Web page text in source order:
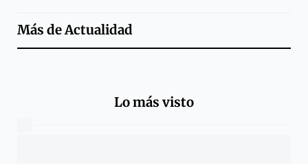
Más deActualidad
Lo más visto